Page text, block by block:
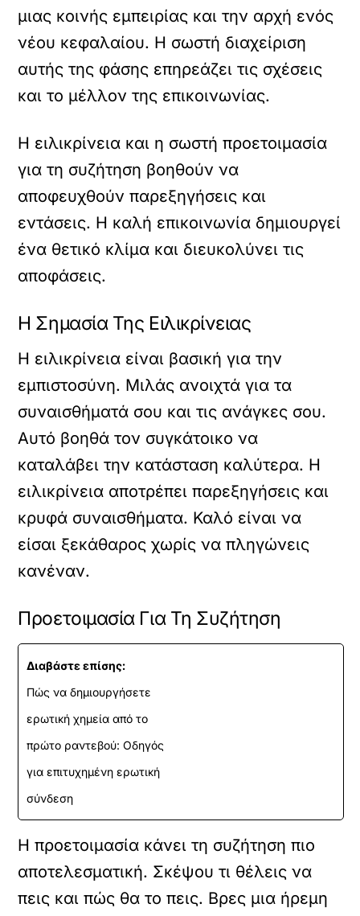
μιας κοινής εμπειρίας και την αρχή ενός
νέου κεφαλαίου. Η σωστή διαχείριση
αυτής της φάσης επηρεάζει τις σχέσεις
και το μέλλον της επικοινωνίας.
Η ειλικρίνεια και η σωστή προετοιμασία
για τη συζήτηση βοηθούν να
αποφευχθούν παρεξηγήσεις και
εντάσεις. Η καλή επικοινωνία δημιουργεί
ένα θετικό κλίμα και διευκολύνει τις
αποφάσεις.
Η Σημασία Της Ειλικρίνειας
Η ειλικρίνεια είναι βασική για την
εμπιστοσύνη. Μιλάς ανοιχτά για τα
συναισθήματά σου και τις ανάγκες σου.
Αυτό βοηθά τον συγκάτοικο να
καταλάβει την κατάσταση καλύτερα. Η
ειλικρίνεια αποτρέπει παρεξηγήσεις και
κρυφά συναισθήματα. Καλό είναι να
είσαι ξεκάθαρος χωρίς να πληγώνεις
κανέναν.
Προετοιμασία Για Τη Συζήτηση
Διαβάστε επίσης:
Πώς να δημιουργήσετε
ερωτική χημεία από το
πρώτο ραντεβού: Οδηγός
για επιτυχημένη ερωτική
σύνδεση
Η προετοιμασία κάνει τη συζήτηση πιο
αποτελεσματική. Σκέψου τι θέλεις να
πεις και πώς θα το πεις. Βρες μια ήρεμη